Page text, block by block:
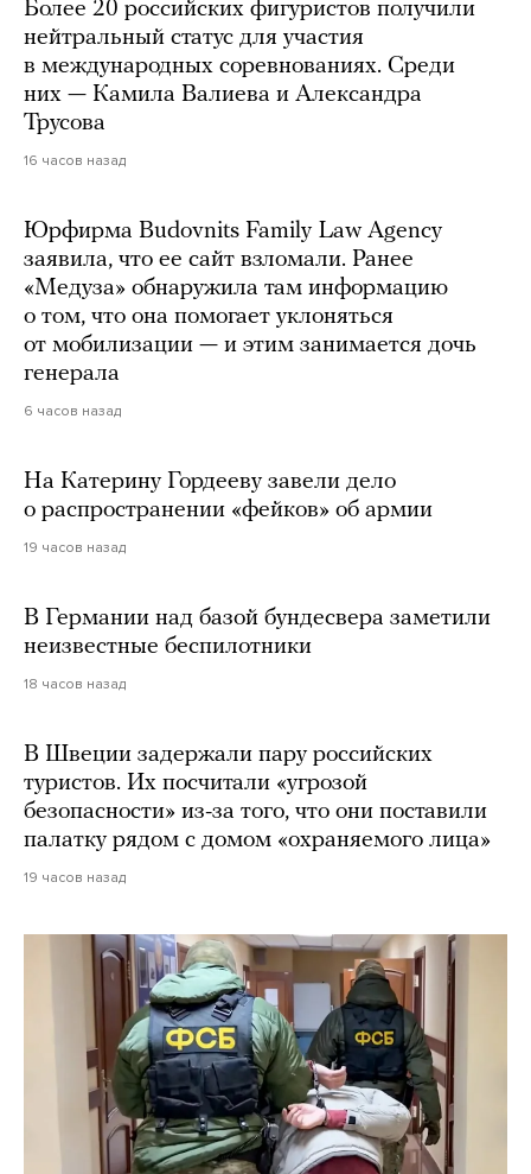
Более 20 российских фигуристов получили
нейтральный статус для участия
в международных соревнованиях. Среди
них — Камила Валиева и Александра
Трусова
16 часов назад
Юрфирма Budovnits Family Law Agency
заявила, что ее сайт взломали. Ранее
«Медуза» обнаружила там информацию
о том, что она помогает уклоняться
от мобилизации — и этим занимается дочь
генерала
6 часов назад
На Катерину Гордееву завели дело
о распространении «фейков» об армии
19 часов назад
В Германии над базой бундесвера заметили
неизвестные беспилотники
18 часов назад
В Швеции задержали пару российских
туристов. Их посчитали «угрозой
безопасности» из-за того, что они поставили
палатку рядом с домом «охраняемого лица»
19 часов назад